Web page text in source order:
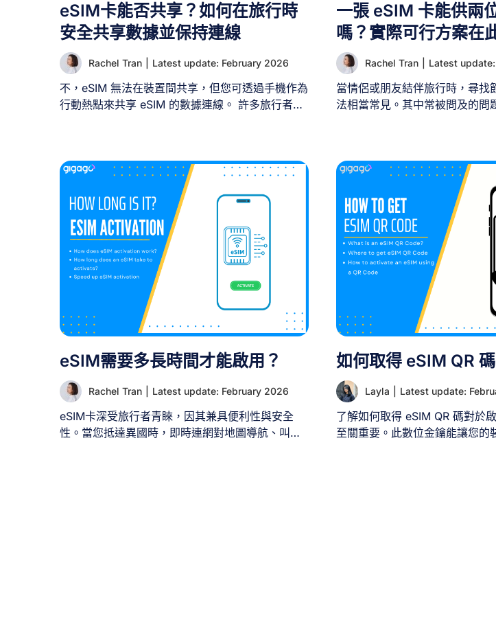
eSIM卡能否共享？如何在旅行時
安全共享數據並保持連線
Rachel Tran Latest update: February 2026
不，eSIM 無法在裝置間共享，但您可透過手機作為
行動熱點來共享 eSIM 的數據連線。 許多旅行者想
之前，務必先理解其運作原理、可行與不可行的範
圍。 一、eSIM 能否在裝置間共享？ 否，eSIM 設
定檔無法像實體 SIM 卡那樣在裝置間轉移或共享。
[...]
一張 eSIM 卡能供兩
嗎？實際可行方案在
Rachel Tran Latest
當情侶或朋友結伴旅行時，尋找
法相當常見。其中常被問及的問
線又不破費。本指南將說明為何
為旅行伴侶或團體提供實際可行
一張 eSIM 卡能否供兩位旅客使
eSIM 卡無法供兩位旅客在不同
eSIM 卡設計上僅能同時在單一
設定檔安裝並啟用於您的手機後
置綁定，無法轉移或與他人手機
第二台裝置掃描相同eSIM QR碼
失敗或使首台手機的連線失效。
量，eSIM無法同時在多台裝置
eSIM需要多長時間才能啟用？
Rachel Tran Latest update: February 2026
eSIM卡深受旅行者青睞，因其兼具便利性與安全
性。當您抵達異國時，即時連網對地圖導航、叫車
如何取得 eSIM QR 碼
Layla Latest update:
了解如何取得 eSIM QR 碼對於
至關重要。此數位金鑰能讓您的